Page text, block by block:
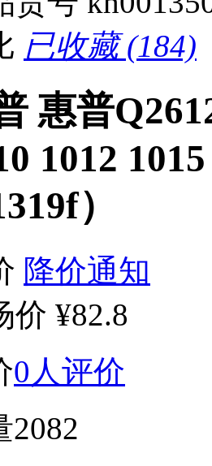
已收藏 (184)
惠普
1012
）
降价通知
价 ¥82.8
0人评价
2082